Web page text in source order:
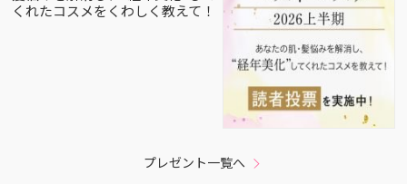
くれたコスメをくわしく教えて！
プレゼント一覧へ